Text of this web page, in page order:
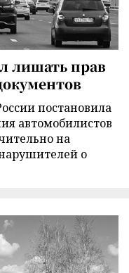
лишать прав
постановила
автомобилистов
на
о